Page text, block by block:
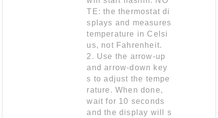
TE: the thermostat di
splays and measures
temperature in Celsi
us, not Fahrenheit.
2. Use the arrow-up
and arrow-down key
s to adjust the tempe
rature. When done,
wait for 10 seconds
and the display will s